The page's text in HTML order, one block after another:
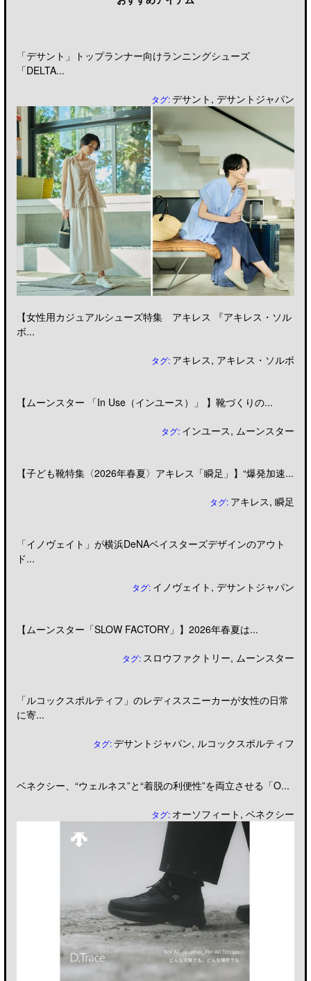
「デサント」トップランナー向けランニングシューズ
「DELTA...
タグ:デサント ,デサントジャパン
【女性用カジュアルシューズ特集 アキレス 『アキレス・ソル
ボ...
タグ: アキレス, アキレス・ソルボ
【ムーンスター 「In Use（インユース）」 】靴づくりの...
タグ: インユース, ムーンスター
【子ども靴特集〈2026年春夏〉アキレス「瞬足」】“爆発加速...
タグ: アキレス,瞬足
「イノヴェイト」が横浜DeNAベイスターズデザインのアウト
ド...
タグ: イノヴェイト ,デサントジャパン
【ムーンスター「SLOW FACTORY」】2026年春夏は...
タグ: スロウファクトリー, ムーンスター
「ルコックスポルティフ」のレディススニーカーが女性の日常
に寄...
タグ:デサントジャパン, ルコックスポルティフ
ベネクシー、“ウェルネス”と“着脱の利便性”を両立させる「O...
タグ: オーソフィート ,ベネクシー